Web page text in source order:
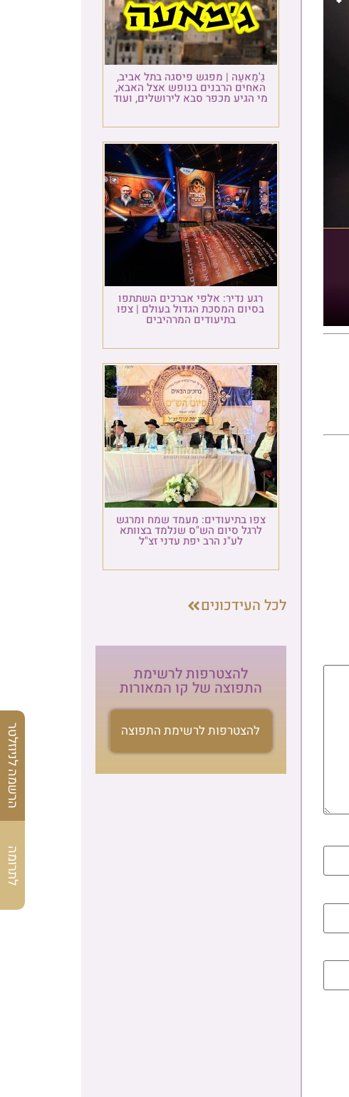
גַ'מַאעַה | מפגש פיסגה בתל אביב,
האחים הרבנים בנופש אצל האבא,
מי הגיע מכפר סבא לירושלים, ועוד
רגע נדיר: אלפי אברכים השתתפו
בסיום המסכת הגדול בעולם | צפו
בתיעודים המרהיבים
צפו בתיעודים: מעמד שמח ומרגש
לרגל סיום הש"ס שנלמד בצוותא
לע"נ הרב יפת עדני זצ"ל
לכל העידכונים
להצטרפות לרשימת
התפוצה של קו המאורות
להצטרפות לרשימת התפוצה הרשמה לניוזלטר
לתרומה